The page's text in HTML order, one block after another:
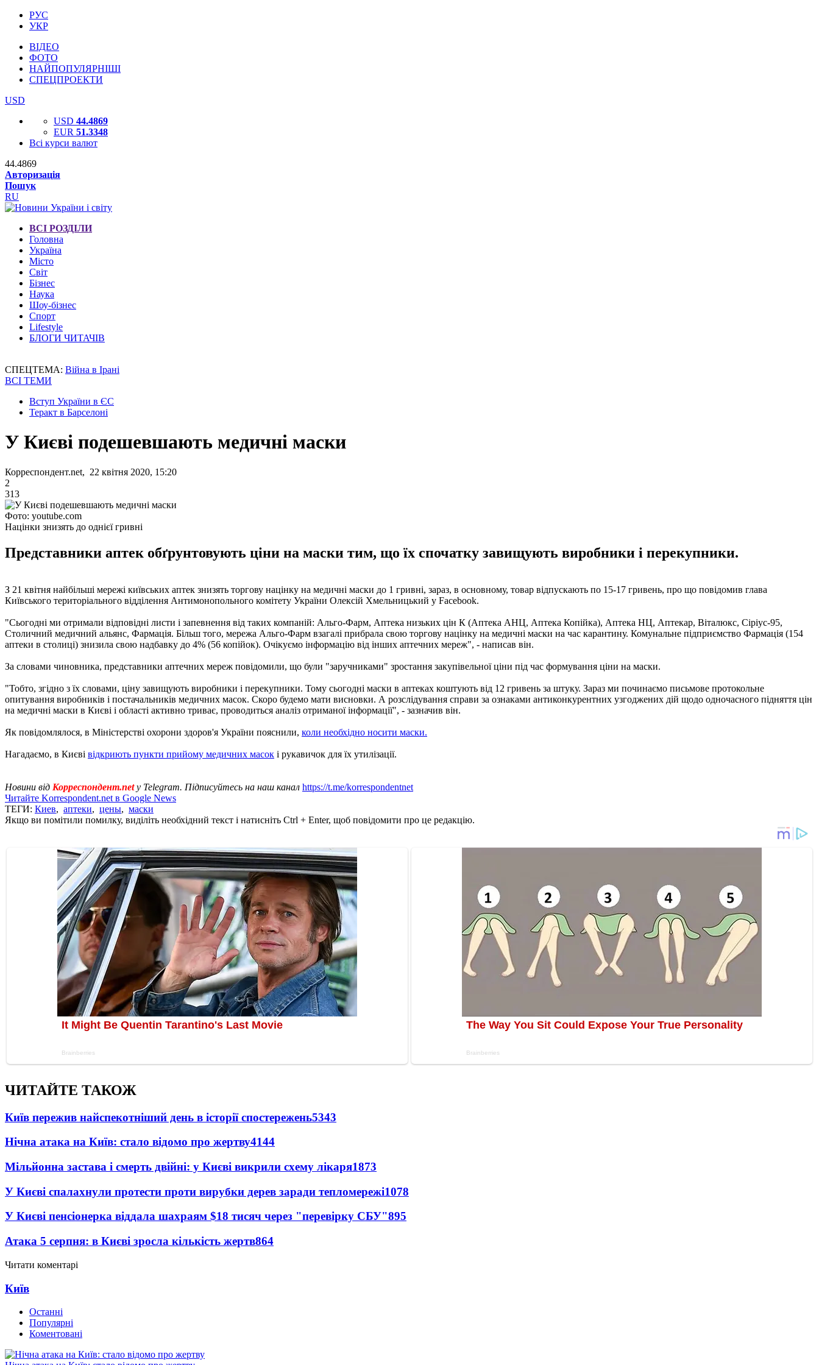
РУС
УКР
ВІДЕО
ФОТО
НАЙПОПУЛЯРНІШІ
СПЕЦПРОЕКТИ
USD
USD 44.4869
EUR 51.3348
Всі курси валют
44.4869
Авторизація
Пошук
RU
ВСІ РОЗДІЛИ
Головна
Україна
Місто
Світ
Бізнес
Наука
Шоу-бізнес
Спорт
Lifestyle
БЛОГИ ЧИТАЧІВ
СПЕЦТЕМА: Війна в Ірані
ВСІ ТЕМИ
Вступ України в ЄС
Теракт в Барселоні
У Києві подешевшають медичні маски
Корреспондент.net, 22 квітня 2020, 15:20
2
313
Фото: youtube.com
Націнки знизять до однієї гривні
Представники аптек обґрунтовують ціни на маски тим, що їх спочатку завищують виробники і перекупники.
З 21 квітня найбільші мережі київських аптек знизять торгову націнку на медичні маски до 1 гривні, зараз, в основному, товар відпускають по 15-17 гривень, про що повідомив глава
Київського територіального відділення Антимонопольного комітету України Олексій Хмельницький у Facebook.
"Сьогодні ми отримали відповідні листи і запевнення від таких компаній: Альго-Фарм, Аптека низьких цін К (Аптека АНЦ, Аптека Копійка), Аптека НЦ, Аптекар, Віталюкс, Сіріус-95,
Столичний медичний альянс, Фармація. Більш того, мережа Альго-Фарм взагалі прибрала свою торгову націнку на медичні маски на час карантину. Комунальне підприємство Фармація (154
аптеки в столиці) знизила свою надбавку до 4% (56 копійок). Очікуємо інформацію від інших аптечних мереж", - написав він.
За словами чиновника, представники аптечних мереж повідомили, що були "заручниками" зростання закупівельної ціни під час формування ціни на маски.
"Тобто, згідно з їх словами, ціну завищують виробники і перекупники. Тому сьогодні маски в аптеках коштують від 12 гривень за штуку. Зараз ми починаємо письмове протокольне
опитування виробників і постачальників медичних масок. Скоро будемо мати висновки. А розслідування справи за ознаками антиконкурентних узгоджених дій щодо одночасного підняття цін
на медичні маски в Києві і області активно триває, проводиться аналіз отриманої інформації", - зазначив він.
Як повідомлялося, в Міністерстві охорони здоров'я України пояснили, коли необхідно носити маски.
Нагадаємо, в Києві відкриють пункти прийому медичних масок і рукавичок для їх утилізації.
Новини від Корреспондент.net у Telegram. Підписуйтесь на наш канал https://t.me/korrespondentnet
Читайте Korrespondent.net в Google News
ТЕГИ: Киев, аптеки, цены, маски
Якщо ви помітили помилку, виділіть необхідний текст і натисніть Ctrl + Enter, щоб повідомити про це редакцію.
ЧИТАЙТЕ ТАКОЖ
Київ пережив найспекотніший день в історії спостережень5343
Нічна атака на Київ: стало відомо про жертву4144
Мільйонна застава і смерть двійні: у Києві викрили схему лікаря1873
У Києві спалахнули протести проти вирубки дерев заради тепломережі1078
У Києві пенсіонерка віддала шахраям $18 тисяч через "перевірку СБУ"895
Атака 5 серпня: в Києві зросла кількість жертв864
Читати коментарі
Київ
Останні
Популярні
Коментовані